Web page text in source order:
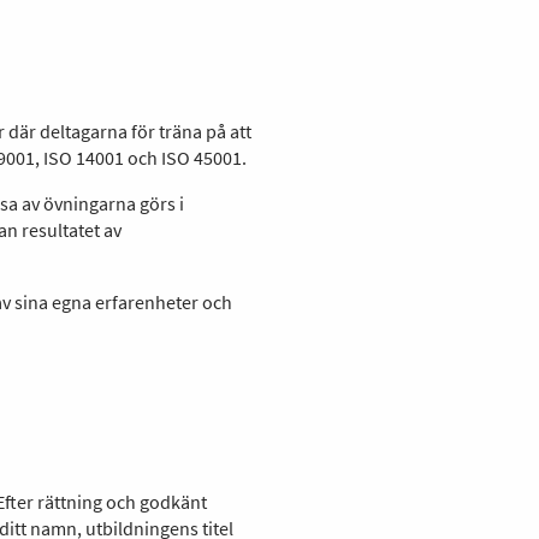
deltagarna för träna på att
ISO 14001 och ISO 45001.
av övningarna görs i
resultatet av
sina egna erfarenheter och
rättning och godkänt
namn, utbildningens titel